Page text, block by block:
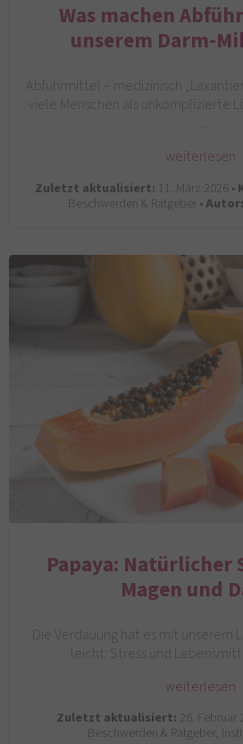
Was machen
unserem Darm-
Abführmittel – medizinisch
viele Menschen als unkomplizierte
weiterlesen
Zuletzt aktualisiert: 11. März 2026 •
Beschwerden & Ratgeber •Autor:
Papaya: Natürlicher
Magen und
Die Verdauung hat es mit unserem
leicht: Stress und
weiterlesen
Zuletzt aktualisiert: 26. Februar
Beschwerden & Ratgeber,